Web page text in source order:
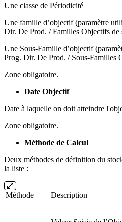
Une classe de Périodicité
Une famille d’objectif (paramètre
Dir. De Prod. / Familles Objectifs de
Une Sous-Famille d’objectif
Prog. Dir. De Prod. / Sous-Familles
Zone obligatoire.
Date Objectif
Date à laquelle on doit atteindre
Zone obligatoire.
Méthode de Calcul
Deux méthodes de définition du
la liste :
Méthode Description